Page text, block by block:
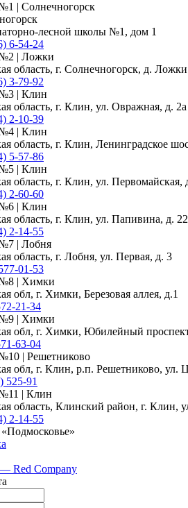
| Солнечногорск
лесной школы №1, дом 1
6-54-24
| Ложки
область, г. Солнечногорск, д. Ложки
3-79-92
| Клин
область, г. Клин, ул. Овражная, д. 2а
2-10-39
| Клин
область, г. Клин, Ленинградское
5-57-86
| Клин
область, г. Клин, ул. Первомайская,
2-60-60
| Клин
область, г. Клин, ул. Папивина, д.
2-14-55
| Лобня
область, г. Лобня, ул. Первая, д. 3
01-53
| Химки
обл, г. Химки, Березовая аллея, д.1
21-34
| Химки
обл, г. Химки, Юбилейный
63-04
| Решетниково
обл, г. Клин, р.п. Решетниково, ул.
525-91
| Клин
область, Клинский район, г. Клин,
2-14-55
— Red Company